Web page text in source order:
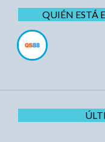
QUIÉN ESTÁ